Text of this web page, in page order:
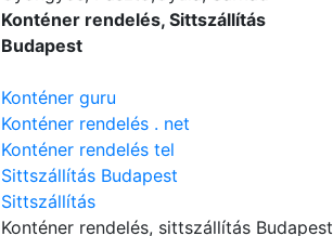
Konténer rendelés, Sittszállítás
Budapest
Konténer guru
Konténer rendelés . net
Konténer rendelés tel
Sittszállítás Budapest
Sittszállítás
Konténer rendelés, sittszállítás Budapest